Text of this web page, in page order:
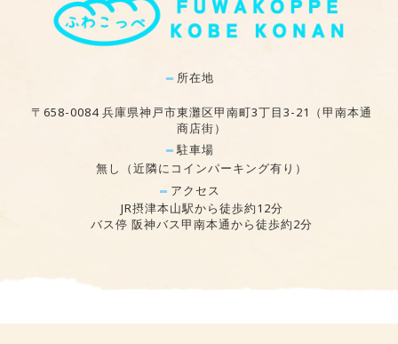
所在地
〒658-0084 兵庫県神戸市東灘区甲南町3丁目3-21（甲南本通
商店街）
駐車場
無し（近隣にコインパーキング有り）
アクセス
JR摂津本山駅から徒歩約12分
バス停 阪神バス甲南本通から徒歩約2分